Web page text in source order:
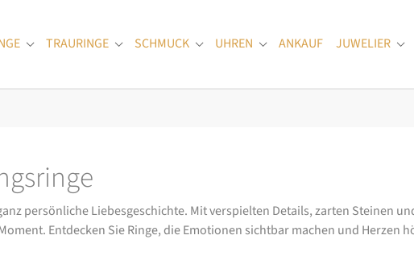
Submenu for "Verlobungsringe"
TRAURINGE Submenu for "Trauringe"
SCHMUCK Submenu for "Schmuck"
UHREN Submenu for "Uhren"
ANKAUF JUWELIER
persönliche Liebesgeschichte. Mit verspielten Details, zarten Steinen
Entdecken Sie Ringe, die Emotionen sichtbar machen und Herzen